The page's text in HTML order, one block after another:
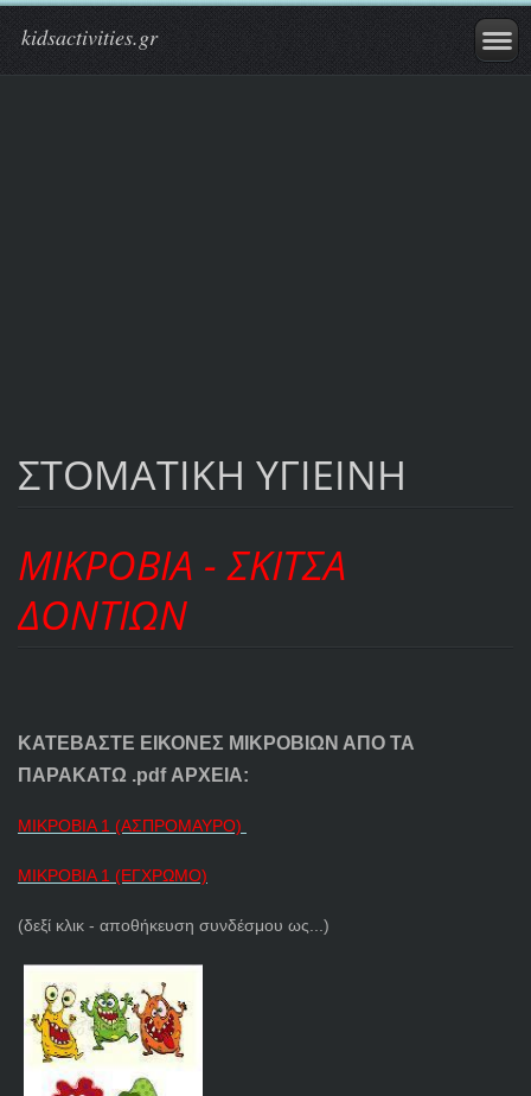
kidsactivities.gr
ΣΤΟΜΑΤΙΚΗ ΥΓΙΕΙΝΗ
ΜΙΚΡΟΒΙΑ - ΣΚΙΤΣΑ
ΔΟΝΤΙΩΝ
ΚΑΤΕΒΑΣΤΕ ΕΙΚΟΝΕΣ ΜΙΚΡΟΒΙΩΝ ΑΠΟ ΤΑ
ΠΑΡΑΚΑΤΩ .pdf ΑΡΧΕΙΑ:
ΜΙΚΡΟΒΙΑ 1 (ΑΣΠΡΟΜΑΥΡΟ)
ΜΙΚΡΟΒΙΑ 1 (ΕΓΧΡΩΜΟ)
(δεξί κλικ - αποθήκευση συνδέσμου ως...)